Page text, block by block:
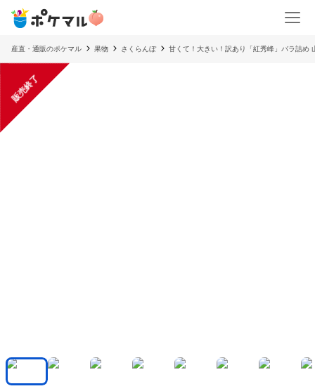
産直・通販のポケマル 果物 さくらんぼ 甘くて！大きい！訳あり「紅秀峰」バラ詰め
販売終了